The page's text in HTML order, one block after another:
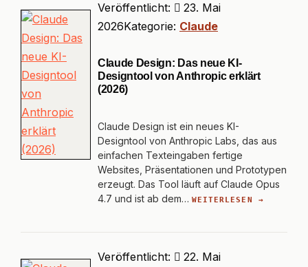
Veröffentlicht:
23. Mai
2026Kategorie: Claude
Claude Design: Das neue KI-
Designtool von Anthropic erklärt
(2026)
Claude Design ist ein neues KI-
Designtool von Anthropic Labs, das aus
einfachen Texteingaben fertige
Websites, Präsentationen und Prototypen
erzeugt. Das Tool läuft auf Claude Opus
4.7 und ist ab dem… WEITERLESEN →
Veröffentlicht:
22. Mai